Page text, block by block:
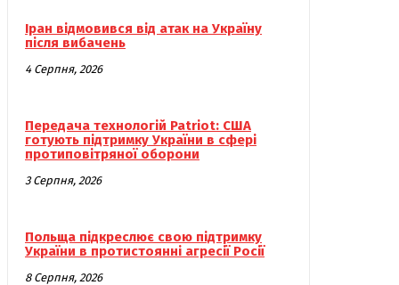
Іран відмовився від атак на Україну
після вибачень
4 Серпня, 2026
Передача технологій Patriot: США
готують підтримку України в сфері
протиповітряної оборони
3 Серпня, 2026
Польща підкреслює свою підтримку
України в протистоянні агресії Росії
8 Серпня, 2026